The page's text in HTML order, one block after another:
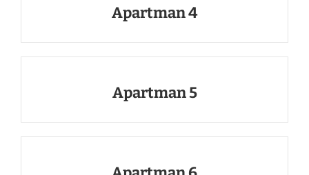
Apartman 4
Apartman 5